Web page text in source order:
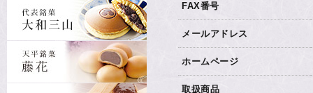
FAX番号
メールアドレス
ホームページ
取扱商品